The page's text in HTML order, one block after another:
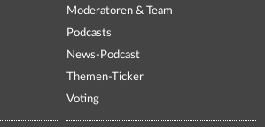
Moderatoren & Team
Podcasts
News-Podcast
Themen-Ticker
Voting